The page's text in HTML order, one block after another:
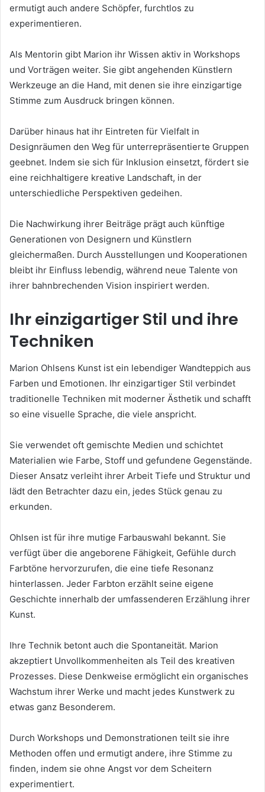
ermutigt auch andere Schöpfer, furchtlos zu
experimentieren.
Als Mentorin gibt Marion ihr Wissen aktiv in Workshops
und Vorträgen weiter. Sie gibt angehenden Künstlern
Werkzeuge an die Hand, mit denen sie ihre einzigartige
Stimme zum Ausdruck bringen können.
Darüber hinaus hat ihr Eintreten für Vielfalt in
Designräumen den Weg für unterrepräsentierte Gruppen
geebnet. Indem sie sich für Inklusion einsetzt, fördert sie
eine reichhaltigere kreative Landschaft, in der
unterschiedliche Perspektiven gedeihen.
Die Nachwirkung ihrer Beiträge prägt auch künftige
Generationen von Designern und Künstlern
gleichermaßen. Durch Ausstellungen und Kooperationen
bleibt ihr Einfluss lebendig, während neue Talente von
ihrer bahnbrechenden Vision inspiriert werden.
Ihr einzigartiger Stil und ihre
Techniken
Marion Ohlsens Kunst ist ein lebendiger Wandteppich aus
Farben und Emotionen. Ihr einzigartiger Stil verbindet
traditionelle Techniken mit moderner Ästhetik und schafft
so eine visuelle Sprache, die viele anspricht.
Sie verwendet oft gemischte Medien und schichtet
Materialien wie Farbe, Stoff und gefundene Gegenstände.
Dieser Ansatz verleiht ihrer Arbeit Tiefe und Struktur und
lädt den Betrachter dazu ein, jedes Stück genau zu
erkunden.
Ohlsen ist für ihre mutige Farbauswahl bekannt. Sie
verfügt über die angeborene Fähigkeit, Gefühle durch
Farbtöne hervorzurufen, die eine tiefe Resonanz
hinterlassen. Jeder Farbton erzählt seine eigene
Geschichte innerhalb der umfassenderen Erzählung ihrer
Kunst.
Ihre Technik betont auch die Spontaneität. Marion
akzeptiert Unvollkommenheiten als Teil des kreativen
Prozesses. Diese Denkweise ermöglicht ein organisches
Wachstum ihrer Werke und macht jedes Kunstwerk zu
etwas ganz Besonderem.
Durch Workshops und Demonstrationen teilt sie ihre
Methoden offen und ermutigt andere, ihre Stimme zu
finden, indem sie ohne Angst vor dem Scheitern
experimentiert.